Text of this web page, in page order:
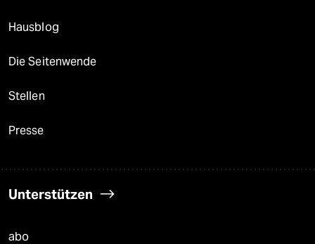
Hausblog
Die Seitenwende
Stellen
Presse
Unterstützen
abo